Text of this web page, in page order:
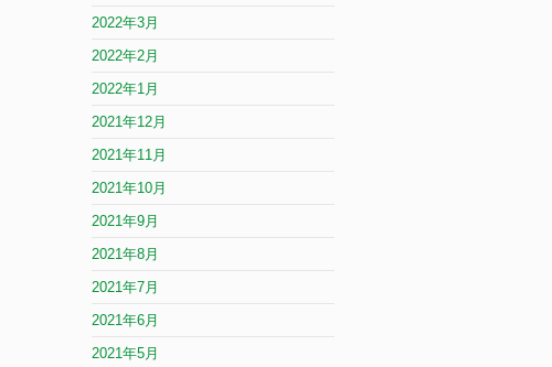
2022年3月
2022年2月
2022年1月
2021年12月
2021年11月
2021年10月
2021年9月
2021年8月
2021年7月
2021年6月
2021年5月